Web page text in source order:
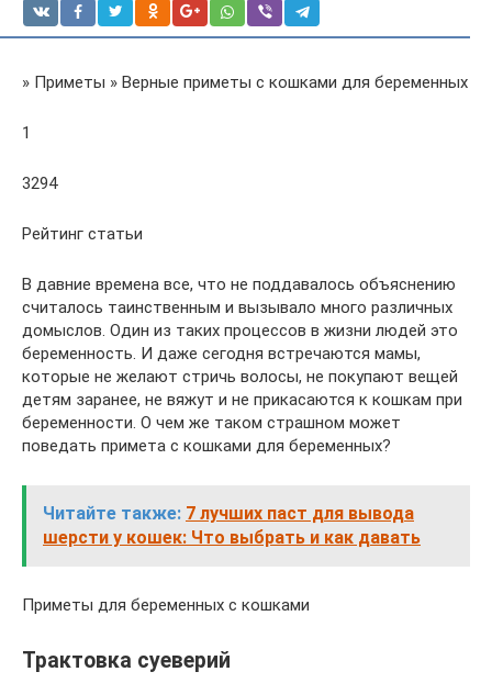
» Приметы » Верные приметы с кошками для беременных
1
3294
Рейтинг статьи
В давние времена все, что не поддавалось объяснению
считалось таинственным и вызывало много различных
домыслов. Один из таких процессов в жизни людей это
беременность. И даже сегодня встречаются мамы,
которые не желают стричь волосы, не покупают вещей
детям заранее, не вяжут и не прикасаются к кошкам при
беременности. О чем же таком страшном может
поведать примета с кошками для беременных?
Читайте также: 7 лучших паст для вывода
шерсти у кошек: Что выбрать и как давать
Приметы для беременных с кошками
Трактовка суеверий